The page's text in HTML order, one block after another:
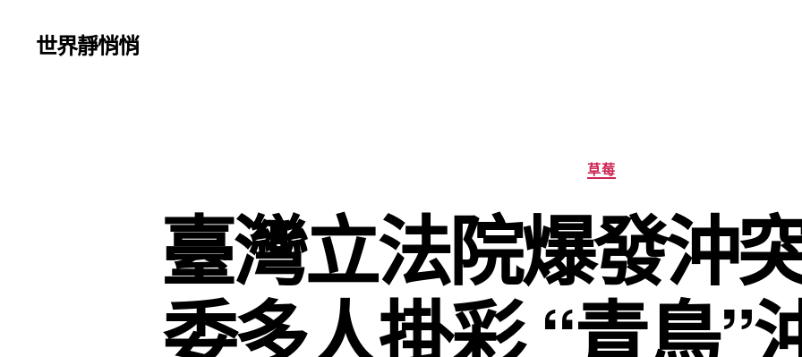
世界靜悄悄
分
類
草莓
臺灣立法院爆發沖
委多人掛彩 “青鳥”